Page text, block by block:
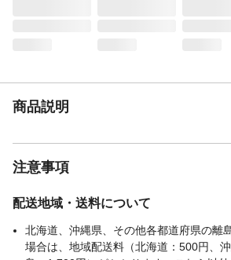
商品説明
注意事項
配送地域・送料について
北海道、沖縄県、その他各都道府県の離
場合は、地域配送料（北海道：500円、